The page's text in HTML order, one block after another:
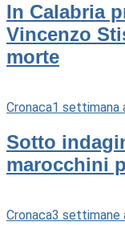
In Calabria
Vincenzo
morte
Cronaca1 settimana
Sotto
marocchini
Cronaca3 settimane